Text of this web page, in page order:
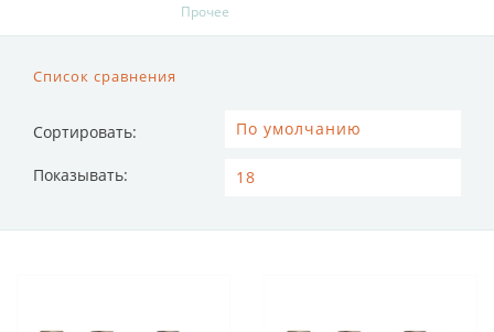
Прочее
Список сравнения
Сортировать:
Показывать: